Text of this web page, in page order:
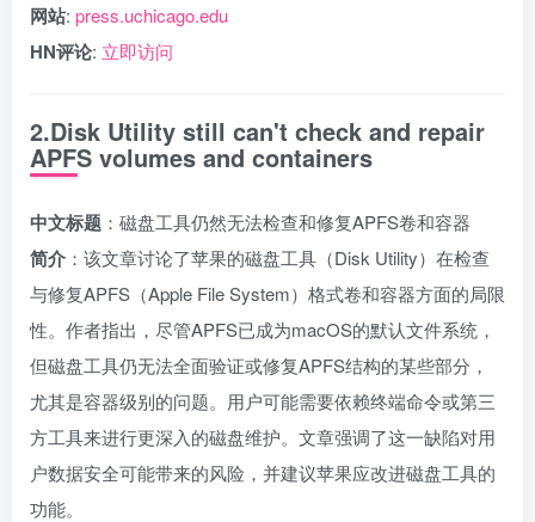
网站: press.uchicago.edu
HN评论: 立即访问
2.Disk Utility still can't check and repair
APFS volumes and containers
中文标题 ：磁盘工具仍然无法检查和修复APFS卷和容器
简介 ：该文章讨论了苹果的磁盘工具（Disk Utility）在检查
与修复APFS（Apple File System）格式卷和容器方面的局限
性。作者指出，尽管APFS已成为macOS的默认文件系统，
但磁盘工具仍无法全面验证或修复APFS结构的某些部分，
尤其是容器级别的问题。用户可能需要依赖终端命令或第三
方工具来进行更深入的磁盘维护。文章强调了这一缺陷对用
户数据安全可能带来的风险，并建议苹果应改进磁盘工具的
功能。